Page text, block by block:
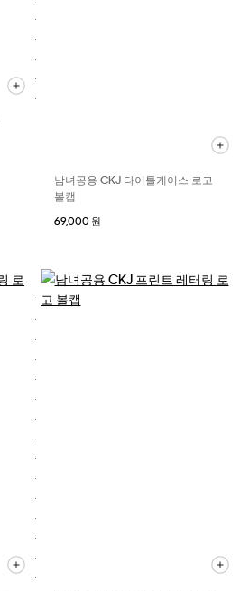
남녀공용 CKJ 타이틀케이스 로고
볼캡
69,000 원